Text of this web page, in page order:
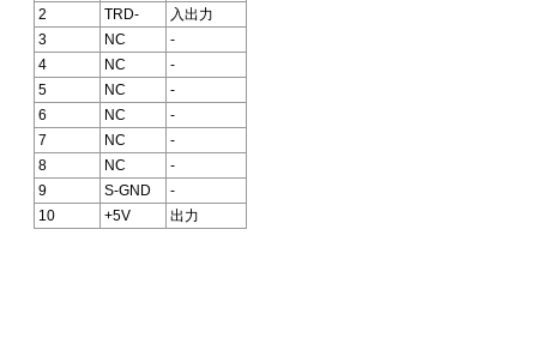
2
TRD-
入出力
3
NC
-
4
NC
-
5
NC
-
6
NC
-
7
NC
-
8
NC
-
9
S-GND
-
10
+5V 出力